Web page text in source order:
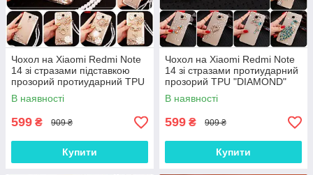
Чохол на Xiaomi Redmi Note
14 зі стразами підставкою
прозорий протиударний TPU
"ROYALER"
В наявності
599 ₴ 909 ₴
Купити
Чохол на Xiaomi Redmi Note
14 зі стразами протиударний
прозорий TPU "DIAMOND"
В наявності
599 ₴ 909 ₴
Купити